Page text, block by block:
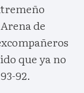
de
que ya no
92.